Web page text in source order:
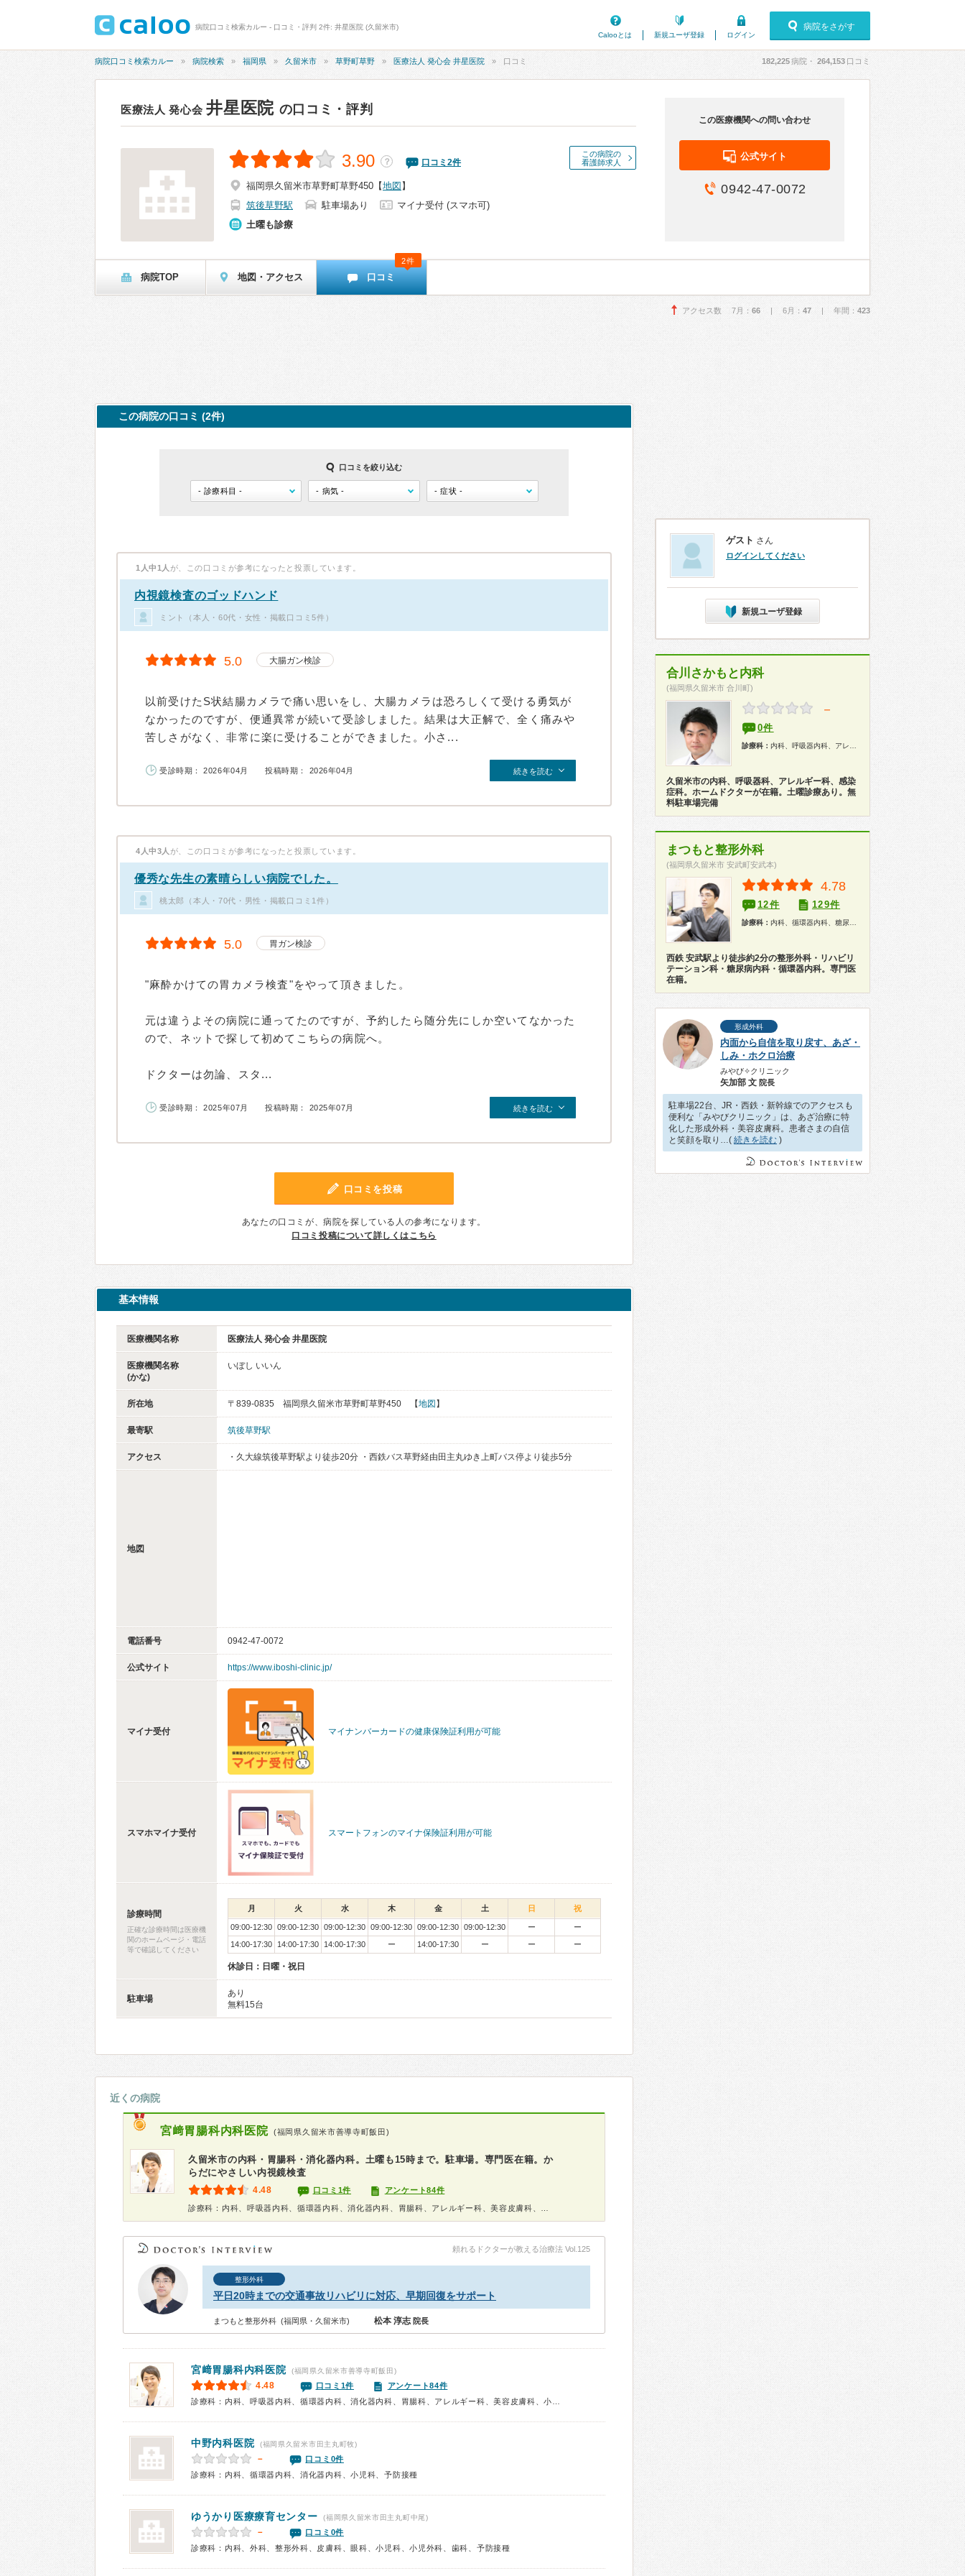
病院口コミ検索カルー - 口コミ・評判 2件: 井星医院 (久留米市)
Calooとは
新規ユーザ登録 ログイン
病院をさがす
病院口コミ検索カルー 病院検索 福岡県 久留米市 草野町草野 医療法人 発心会 井星医院 口コミ 182,225病院・ 264,153 口コミ
医療法人 発心会井星医院 の口コミ・評判
この病院の
看護師求人
3.90 ？ 口コミ 2件
福岡県久留米市草野町草野450 【地図 】
筑後草野駅
駐車場あり
マイナ受付 (スマホ可)
土曜も診療
この医療機関への問い合わせ
公式サイト
0942-47-0072
病院TOP 地図・アクセス 口コミ
2件
アクセス数 7月： 66 | 6月： 47 | 年間： 423
この病院の口コミ (2件)
口コミを絞り込む
1人中1人 が、この口コミが参考になったと投票しています。
内視鏡検査のゴッドハンド
ミント（本人・60代・女性・掲載口コミ5件）
5.0 大腸ガン検診
以前受けたS状結腸カメラで痛い思いをし、大腸カメラは恐ろしくて受ける勇気が
なかったのですが、便通異常が続いて受診しました。結果は大正解で、全く痛みや
苦しさがなく、非常に楽に受けることができました。小さ...
受診時期： 2026年04月 投稿時期： 2026年04月 続きを読む
4人中3人 が、この口コミが参考になったと投票しています。
優秀な先生の素晴らしい病院でした。
桃太郎（本人・70代・男性・掲載口コミ1件）
5.0 胃ガン検診
"麻酔かけての胃カメラ検査"をやって頂きました。
元は違うよその病院に通ってたのですが、予約したら随分先にしか空いてなかった
ので、ネットで探して初めてこちらの病院へ。
ドクターは勿論、スタ...
受診時期： 2025年07月 投稿時期： 2025年07月 続きを読む
口コミを投稿
あなたの口コミが、病院を探している人の参考になります。
口コミ投稿について詳しくはこちら
基本情報
医療機関名称 医療法人 発心会 井星医院
医療機関名称
(かな)
いぼし いいん
所在地 〒839-0835 福岡県久留米市草野町草野450 【地図 】
最寄駅 筑後草野駅
アクセス ・久大線筑後草野駅より徒歩20分 ・西鉄バス草野経由田主丸ゆき上町バス停より徒歩5分
地図
電話番号 0942-47-0072
公式サイト https://www.iboshi-clinic.jp/
マイナ受付 マイナンバーカードの健康保険証利用が可能
スマホマイナ受付 スマートフォンのマイナ保険証利用が可能
診療時間
正確な診療時間は医療機
関のホームページ・電話
等で確認してください
月 火 水 木 金 土 日 祝
09:00-12:30 09:00-12:30 09:00-12:30 09:00-12:30 09:00-12:30 09:00-12:30 ー
ー
14:00-17:30
14:00-17:30 14:00-17:30 ー 14:00-17:30 ー ー ー
休診日：日曜・祝日
駐車場
あり
無料15台
近くの病院
宮﨑胃腸科内科医院 (福岡県久留米市善導寺町飯田)
久留米市の内科・胃腸科・消化器内科。土曜も15時まで。駐車場。専門医在籍。か
らだにやさしい内視鏡検査
4.48 口コミ1件 アンケート84件
頼れるドクターが教える治療法 Vol.125
整形外科
平日20時までの交通事故リハビリに対応、早期回復をサポート
まつもと整形外科 (福岡県・久留米市) 松本 淳志 院長
宮﨑胃腸科内科医院 (福岡県久留米市善導寺町飯田)
4.48 口コミ1件
アンケート84件
中野内科医院 (福岡県久留米市田主丸町牧)
－
口コミ0件
診療科：内科、循環器内科、消化器内科、小児科、予防接種
ゆうかり医療療育センター (福岡県久留米市田主丸町中尾)
－
口コミ0件
診療科：内科、外科、整形外科、皮膚科、眼科、小児科、小児外科、歯科、予防接種
ゲスト さん
ログインしてください
新規ユーザ登録
合川さかもと内科
(福岡県久留米市 合川町)
－
0件
診療科： 内科、呼吸器内科、アレルギー科、漢方、健康診断、在宅医療
久留米市の内科、呼吸器科、アレルギー科、感染
症科。ホームドクターが在籍。土曜診療あり。無
料駐車場完備
まつもと整形外科
(福岡県久留米市 安武町安武本)
4.78
12件 129件
診療科： 内科、循環器内科、糖尿病科、整形外科、リハビリテーション科、健康診断
西鉄 安武駅より徒歩約2分の整形外科・リハビリ
テーション科・糖尿病内科・循環器内科。専門医
在籍。
形成外科
内面から自信を取り戻す、あざ・
しみ・ホクロ治療
みやび✧クリニック
矢加部 文 院長
駐車場22台、JR・西鉄・新幹線でのアクセスも
便利な「みやびクリニック」は、あざ治療に特
化した形成外科・美容皮膚科。患者さまの自信
と笑顔を取り…( 続きを読む )